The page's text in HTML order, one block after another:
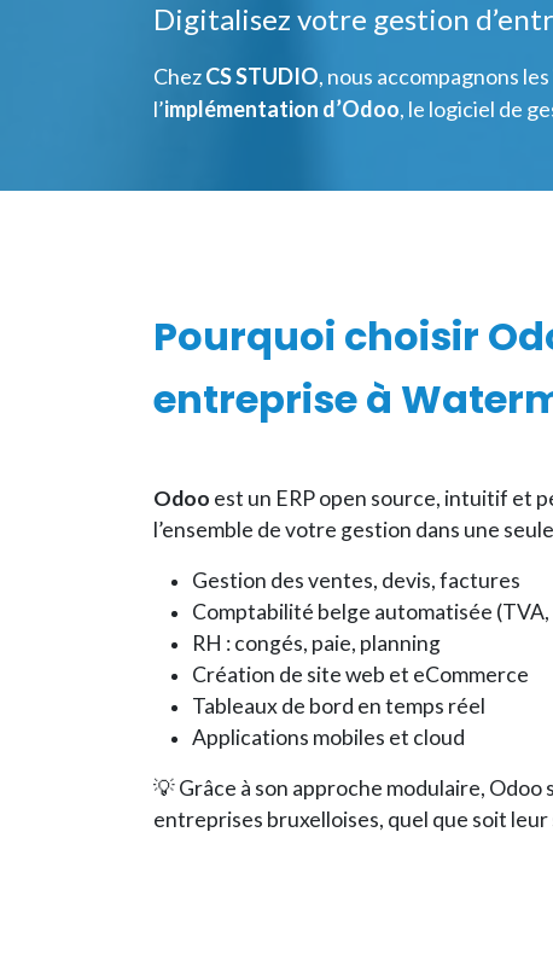
Digitalisez votre gestion
ChezCS STUDIO, nous accompagnons
l’implémentation d’Odoo, le logiciel de
Pourquoi choisir
entreprise à
Odoo est un ERP open source, intuitif et
l’ensemble de votre gestion dans une
Gestion des ventes, devis, factures
Comptabilité belge automatisée
RH : congés, paie, planning
Création de site web et eCommerce
Tableaux de bord en temps réel
Applications mobiles et cloud
💡 Grâce à son approche modulaire,
entreprises bruxelloises, quel que soit